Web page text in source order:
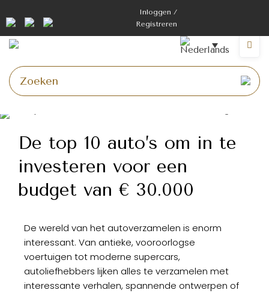
Inloggen /
Registreren
De top 10 auto’s om in te
investeren voor een
budget van € 30.000
De wereld van het autoverzamelen is enorm
interessant. Van antieke, vooroorlogse
voertuigen tot moderne supercars,
autoliefhebbers lijken alles te verzamelen met
interessante verhalen, spannende ontwerpen of